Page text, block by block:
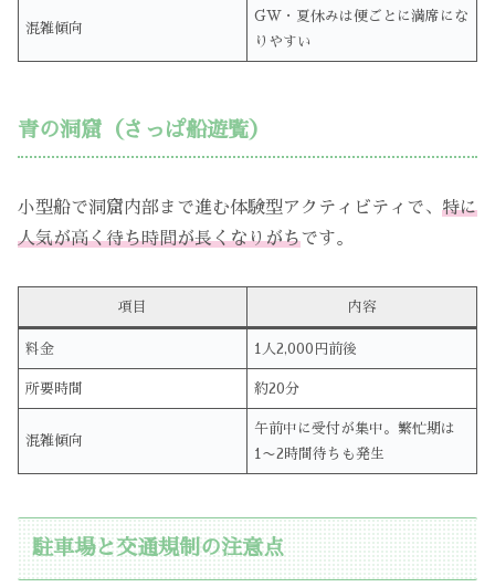
混雑傾向
GW・夏休みは便ごとに満席にな
りやすい
青の洞窟（さっぱ船遊覧）
小型船で洞窟内部まで進む体験型アクティビティで、 特に
人気が高く待ち時間が長くなりがちです。
項目 内容
料金 1人2,000円前後
所要時間 約20分
混雑傾向
午前中に受付が集中。繁忙期は
1〜2時間待ちも発生
駐車場と交通規制の注意点